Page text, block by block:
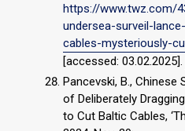
https://www.twz.com/
undersea-surveil-
cables-mysteriously-
[accessed: 03.02.2025].
Pancevski, B., Chinese
of Deliberately
to Cut Baltic Cables,